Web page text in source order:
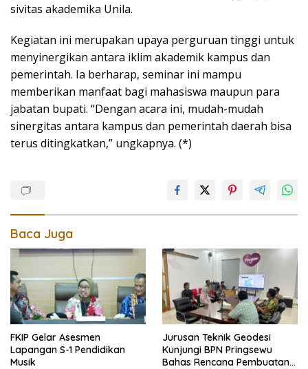
sivitas akademika Unila.
Kegiatan ini merupakan upaya perguruan tinggi untuk
menyinergikan antara iklim akademik kampus dan
pemerintah. Ia berharap, seminar ini mampu
memberikan manfaat bagi mahasiswa maupun para
jabatan bupati. “Dengan acara ini, mudah-mudah
sinergitas antara kampus dan pemerintah daerah bisa
terus ditingkatkan,” ungkapnya. (*)
Baca Juga
FKIP Gelar Asesmen
Lapangan S-1 Pendidikan
Musik
Jurusan Teknik Geodesi
Kunjungi BPN Pringsewu
Bahas Rencana Pembuatan